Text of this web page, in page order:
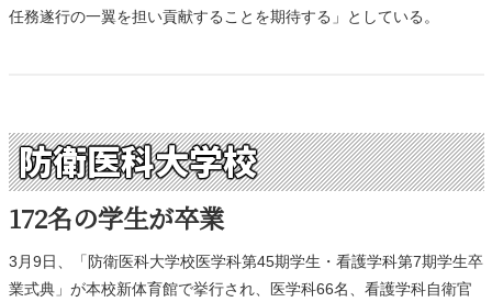
任務遂行の一翼を担い貢献することを期待する」としている。
防衛医科大学校
172名の学生が卒業
3月9日、「防衛医科大学校医学科第45期学生・看護学科第7期学生卒
業式典」が本校新体育館で挙行され、医学科66名、看護学科自衛官